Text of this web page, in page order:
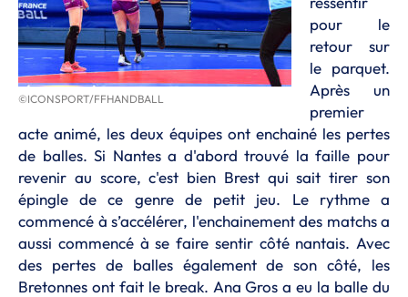
©ICONSPORT/FFHANDBALL
pour le
retour sur
le parquet.
Après un
premier
acte animé, les deux équipes ont enchainé les pertes
de balles. Si Nantes a d'abord trouvé la faille pour
revenir au score, c'est bien Brest qui sait tirer son
épingle de ce genre de petit jeu. Le rythme a
commencé à s’accélérer, l'enchainement des matchs a
aussi commencé à se faire sentir côté nantais. Avec
des pertes de balles également de son côté, les
Bretonnes ont fait le break. Ana Gros a eu la balle du